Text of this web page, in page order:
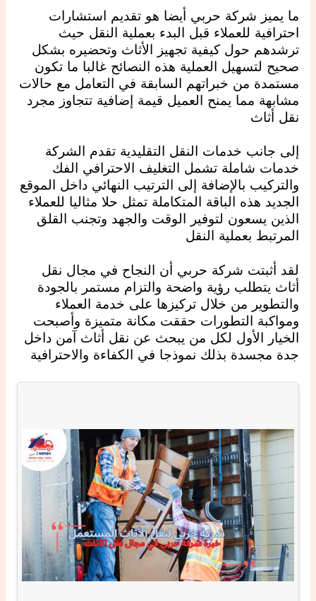
ما يميز شركة حربي أيضا هو تقديم استشارات
احترافية للعملاء قبل البدء بعملية النقل حيث
ترشدهم حول كيفية تجهيز الأثاث وتحضيره بشكل
صحيح لتسهيل العملية هذه النصائح غالبا ما تكون
مستمدة من خبراتهم السابقة في التعامل مع حالات
مشابهة مما يمنح العميل قيمة إضافية تتجاوز مجرد
نقل أثاث
إلى جانب خدمات النقل التقليدية تقدم الشركة
خدمات شاملة تشمل التغليف الاحترافي الفك
والتركيب بالإضافة إلى الترتيب النهائي داخل الموقع
الجديد هذه الباقة المتكاملة تمثل حلا مثاليا للعملاء
الذين يسعون لتوفير الوقت والجهد وتجنب القلق
المرتبط بعملية النقل
لقد أثبتت شركة حربي أن النجاح في مجال نقل
أثاث يتطلب رؤية واضحة والتزام مستمر بالجودة
والتطوير من خلال تركيزها على خدمة العملاء
ومواكبة التطورات حققت مكانة متميزة وأصبحت
الخيار الأول لكل من يبحث عن نقل أثاث آمن داخل
جدة مجسدة بذلك نموذجا في الكفاءة والاحترافية